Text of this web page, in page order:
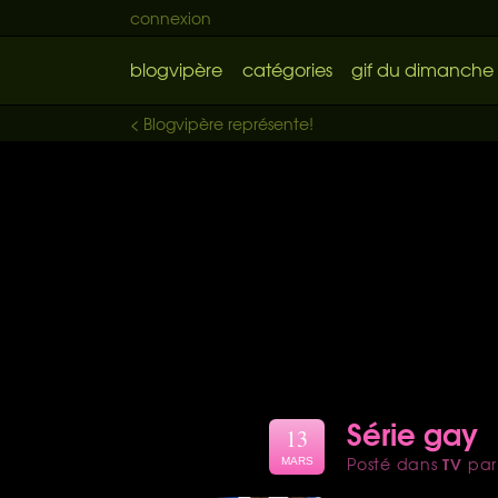
connexion
blogvipère catégories gif du dimanche
< Blogvipère représente!
Série gay
Posté dansTV par
13
MARS